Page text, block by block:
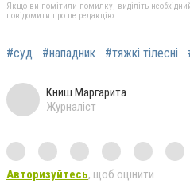
Якщо ви помітили помилку, виділіть
повідомити про це редакцію
#суд #нападник #тяжкі тілесні
Книш Маргарита
Журналіст
Авторизуйтесь, щоб оцінити